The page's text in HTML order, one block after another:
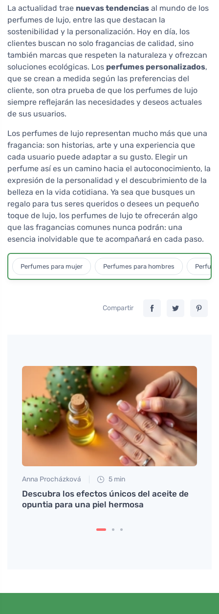
La actualidad trae nuevas tendencias al mundo de los
perfumes de lujo, entre las que destacan la
sostenibilidad y la personalización. Hoy en día, los
clientes buscan no solo fragancias de calidad, sino
también marcas que respeten la naturaleza y ofrezcan
soluciones ecológicas. Los perfumes personalizados,
que se crean a medida según las preferencias del
cliente, son otra prueba de que los perfumes de lujo
siempre reflejarán las necesidades y deseos actuales
de sus usuarios.
Los perfumes de lujo representan mucho más que una
fragancia: son historias, arte y una experiencia que
cada usuario puede adaptar a su gusto. Elegir un
perfume así es un camino hacia el autoconocimiento, la
expresión de la personalidad y el descubrimiento de la
belleza en la vida cotidiana. Ya sea que busques un
regalo para tus seres queridos o desees un pequeño
toque de lujo, los perfumes de lujo te ofrecerán algo
que las fragancias comunes nunca podrán: una
esencia inolvidable que te acompañará en cada paso.
Perfumes para mujer Perfumes para hombres
Compartir
Anna Procházková 5 min
Descubra los efectos únicos del aceite de
opuntia para una piel hermosa